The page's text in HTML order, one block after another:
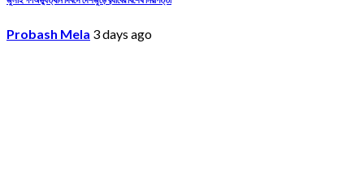
Probash Mela 3 days ago